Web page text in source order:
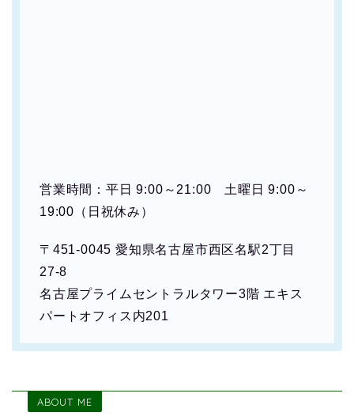
営業時間：平日 9:00～21:00 土曜日 9:00～
19:00（日祝休み）
〒451-0045 愛知県名古屋市西区名駅2丁目
27-8
名古屋プライムセントラルタワー3階 エキス
パートオフィス内201
ABOUT ME